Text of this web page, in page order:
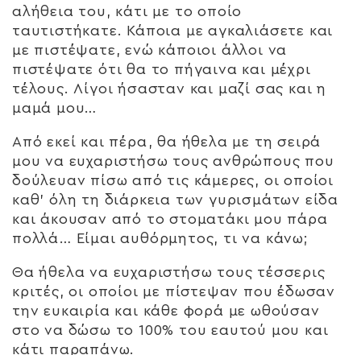
αλήθεια του, κάτι με το οποίο
ταυτιστήκατε. Κάποια με αγκαλιάσετε και
με πιστέψατε, ενώ κάποιοι άλλοι να
πιστέψατε ότι θα το πήγαινα και μέχρι
τέλους. Λίγοι ήσασταν και μαζί σας και η
μαμά μου…
Από εκεί και πέρα, θα ήθελα με τη σειρά
μου να ευχαριστήσω τους ανθρώπους που
δούλευαν πίσω από τις κάμερες, οι οποίοι
καθ’ όλη τη διάρκεια των γυρισμάτων είδα
και άκουσαν από το στοματάκι μου πάρα
πολλά… Είμαι αυθόρμητος, τι να κάνω;
Θα ήθελα να ευχαριστήσω τους τέσσερις
κριτές, οι οποίοι με πίστεψαν που έδωσαν
την ευκαιρία και κάθε φορά με ωθούσαν
στο να δώσω το 100% του εαυτού μου και
κάτι παραπάνω.